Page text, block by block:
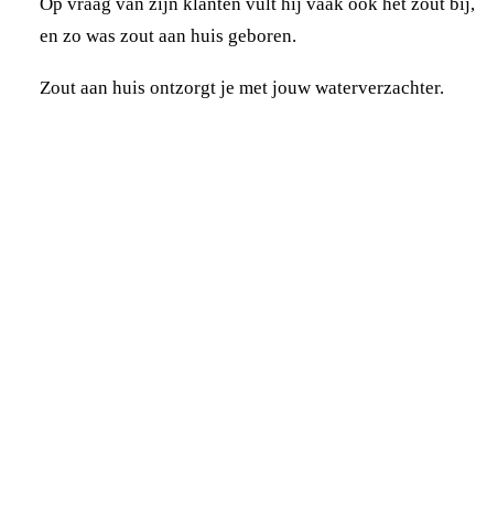
en zo was zout aan huis geboren.
Zout aan huis ontzorgt je met jouw waterverzachter.